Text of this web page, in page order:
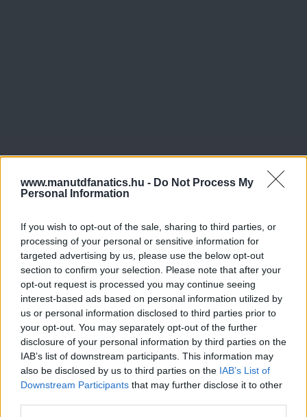
www.manutdfanatics.hu - Do Not Process My
Personal Information
If you wish to opt-out of the sale, sharing to third parties, or
processing of your personal or sensitive information for
targeted advertising by us, please use the below opt-out
section to confirm your selection. Please note that after your
opt-out request is processed you may continue seeing
interest-based ads based on personal information utilized by
us or personal information disclosed to third parties prior to
your opt-out. You may separately opt-out of the further
disclosure of your personal information by third parties on the
IAB’s list of downstream participants. This information may
also be disclosed by us to third parties on the IAB’s List of
Downstream Participants that may further disclose it to other